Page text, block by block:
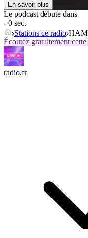
En savoir plus
Le podcast débute dans
- 0 sec.
Stations de radio
Écoutez gratuitement
radio.fr